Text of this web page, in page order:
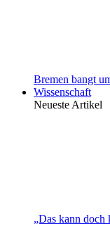
Bremen bangt
Wissenschaft
Neueste Artikel
„Das kann